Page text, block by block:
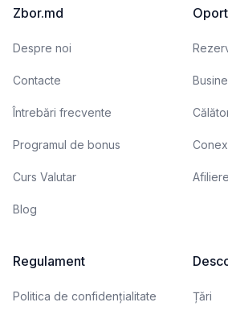
Zbor.md
Despre noi
Contacte
Întrebări frecvente
Programul de bonus
Curs Valutar
Blog
Regulament
Politica de confidențialitate Țări